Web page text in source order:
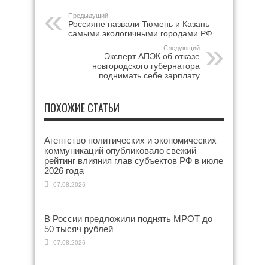
Предыдущий
Россияне назвали Тюмень и Казань
самыми экологичными городами РФ
Следующий
Эксперт АПЭК об отказе
новгородского губернатора
поднимать себе зарплату
ПОХОЖИЕ СТАТЬИ
Агентство политических и экономических
коммуникаций опубликовало свежий
рейтинг влияния глав субъектов РФ в июле
2026 года
07.08.2026
В России предложили поднять МРОТ до
50 тысяч рублей
07.08.2026